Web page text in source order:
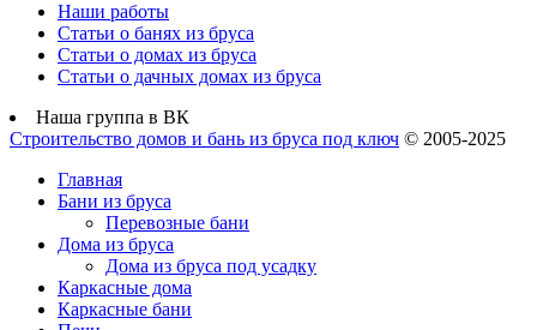
Наши работы
Статьи о банях из бруса
Статьи о домах из бруса
Статьи о дачных домах из бруса
Наша группа в ВК
Строительство домов и бань из бруса под ключ © 2005-2025
Главная
Бани из бруса
Перевозные бани
Дома из бруса
Дома из бруса под усадку
Каркасные дома
Каркасные бани